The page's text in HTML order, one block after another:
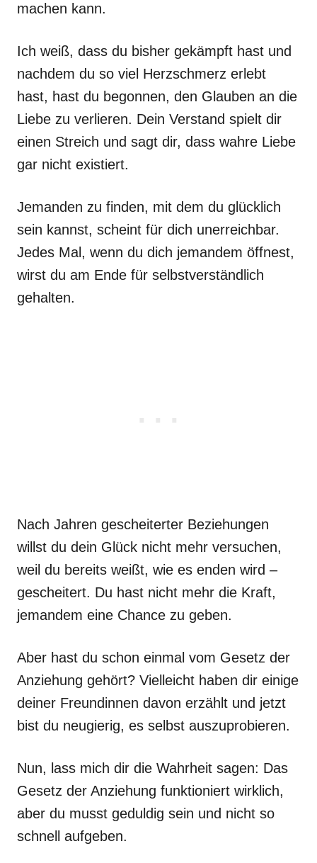
machen kann.
Ich weiß, dass du bisher gekämpft hast und
nachdem du so viel Herzschmerz erlebt
hast, hast du begonnen, den Glauben an die
Liebe zu verlieren. Dein Verstand spielt dir
einen Streich und sagt dir, dass wahre Liebe
gar nicht existiert.
Jemanden zu finden, mit dem du glücklich
sein kannst, scheint für dich unerreichbar.
Jedes Mal, wenn du dich jemandem öffnest,
wirst du am Ende für selbstverständlich
gehalten.
Nach Jahren gescheiterter Beziehungen
willst du dein Glück nicht mehr versuchen,
weil du bereits weißt, wie es enden wird –
gescheitert. Du hast nicht mehr die Kraft,
jemandem eine Chance zu geben.
Aber hast du schon einmal vom Gesetz der
Anziehung gehört? Vielleicht haben dir einige
deiner Freundinnen davon erzählt und jetzt
bist du neugierig, es selbst auszuprobieren.
Nun, lass mich dir die Wahrheit sagen: Das
Gesetz der Anziehung funktioniert wirklich,
aber du musst geduldig sein und nicht so
schnell aufgeben.